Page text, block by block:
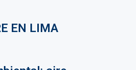
EN LIMA